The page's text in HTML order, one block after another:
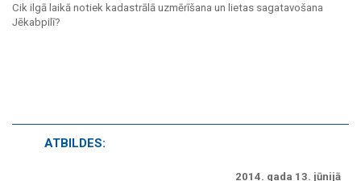
Cik ilgā laikā notiek kadastrālā uzmērīšana un lietas sagatavošana
Jēkabpilī?
ATBILDES:
2014. gada 13. jūnijā